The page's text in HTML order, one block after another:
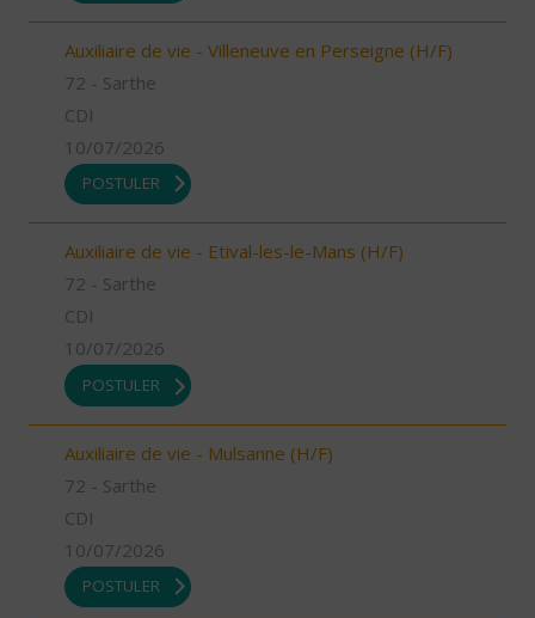
Auxiliaire de vie - Villeneuve en Perseigne (H/F)
72 - Sarthe
CDI
10/07/2026
POSTULER
Auxiliaire de vie - Etival-les-le-Mans (H/F)
72 - Sarthe
CDI
10/07/2026
POSTULER
Auxiliaire de vie - Mulsanne (H/F)
72 - Sarthe
CDI
10/07/2026
POSTULER